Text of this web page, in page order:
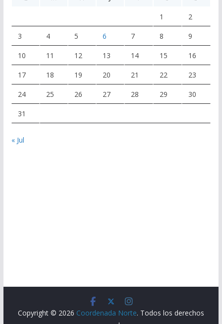
1 2
3 4 5 6 7 8 9
10 11 12 13 14 15 16
17 18 19 20 21 22 23
24 25 26 27 28 29 30
31
« Jul
Copyright © 2026 Coordenada Norte. Todos los derechos